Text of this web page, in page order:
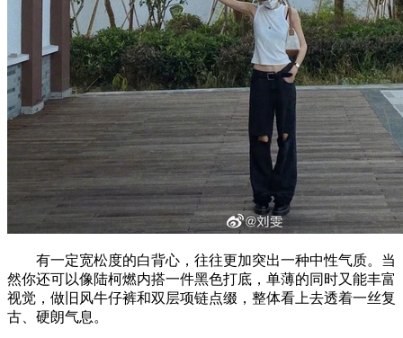
有一定宽松度的白背心，往往更加突出一种中性气质。当
然你还可以像陆柯燃内搭一件黑色打底，单薄的同时又能丰富
视觉，做旧风牛仔裤和双层项链点缀，整体看上去透着一丝复
古、硬朗气息。